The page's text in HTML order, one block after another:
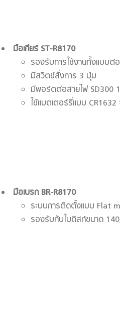
มือเกียร์ST-R8170
รองรับการใช้งานทั้งแบบต่อ
มีสวิตช์สั่งการ 3 ปุ่ม
มีพอร์ตต่อสายไฟ SD300
ใช้แบตเตอร์รี่แบบ
มือเบรกBR-R8170
ระบบการติดตั้งแบบ Flat
รองรับกับใบดิสก์ขนาด